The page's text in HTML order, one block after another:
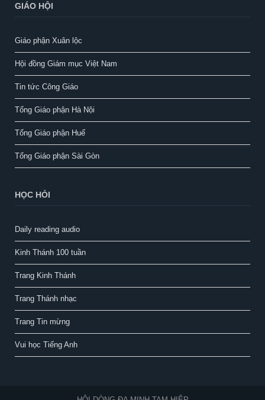
GIÁO HỘI
Giáo phận Xuân lộc
Hội đồng Giám mục Việt Nam
Tin tức Công Giáo
Tổng Giáo phận Hà Nội
Tổng Giáo phận Huế
Tổng Giáo phận Sài Gòn
HỌC HỎI
Daily reading audio
Kinh Thánh 100 tuần
Trang Kinh Thánh
Trang Thánh nhạc
Trang Tin mừng
Vui học Tiếng Anh